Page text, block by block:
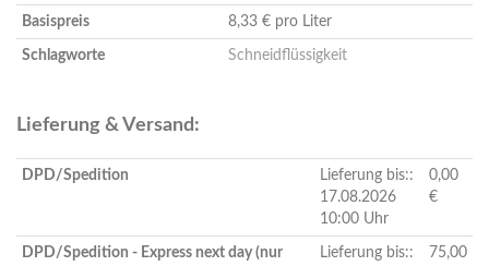
Basispreis 8,33 € pro Liter
Schlagworte Schneidflüssigkeit
Lieferung & Versand:
DPD/Spedition
Lieferung bis::
17.08.2026
10:00 Uhr
0,00
€
DPD/Spedition - Express next day (nur
Lieferung bis::
75,00